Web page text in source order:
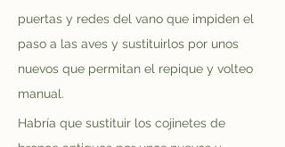
puertas y redes del vano que impiden el
paso a las aves y sustituirlos por unos
nuevos que permitan el repique y volteo
manual.
Habría que sustituir los cojinetes de